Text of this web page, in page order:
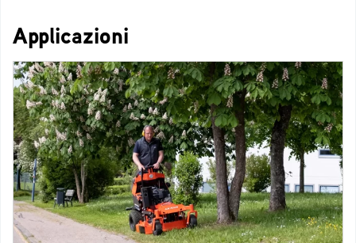
Applicazioni